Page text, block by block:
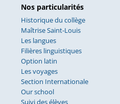
Nos particularités
Historique du collège
Maîtrise Saint-Louis
Les langues
Filières linguistiques
Option latin
Les voyages
Section Internationale
Our school